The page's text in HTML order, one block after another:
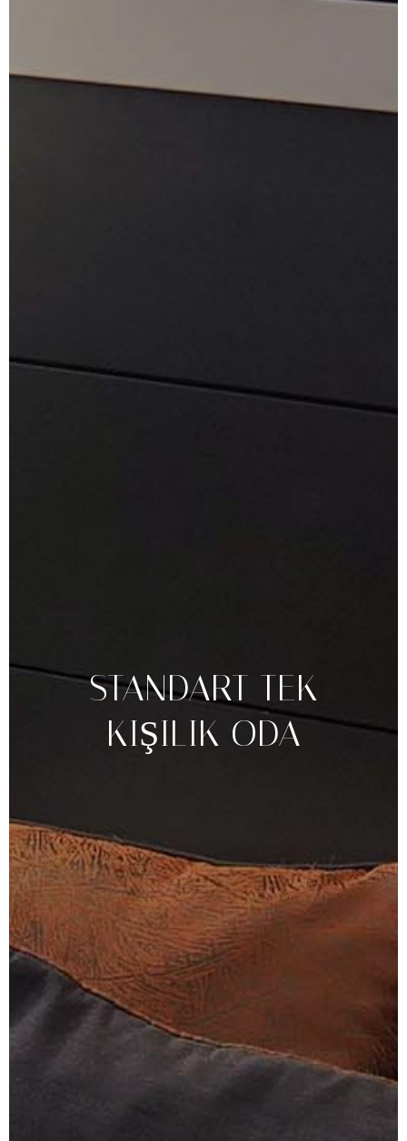
STANDART TEK
KIŞILIK ODA